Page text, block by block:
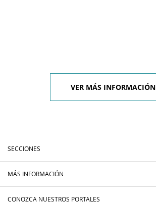
VER MÁS INFORMACIÓN
SECCIONES
MÁS INFORMACIÓN
CONOZCA NUESTROS PORTALES